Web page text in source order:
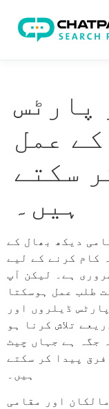
پارٹس
عمل
سکتے
ہیں۔
دیکھ بھال کے
کام کرنے کے لیے
ہے۔ لیکن آپ
طلب عمل ہوسکتا
ڈیلروں اور
تلاش کرنا ہو
جگہ ہے جہاں چیٹ
پیدا کر سکتے
ہیں۔
اور مقامی